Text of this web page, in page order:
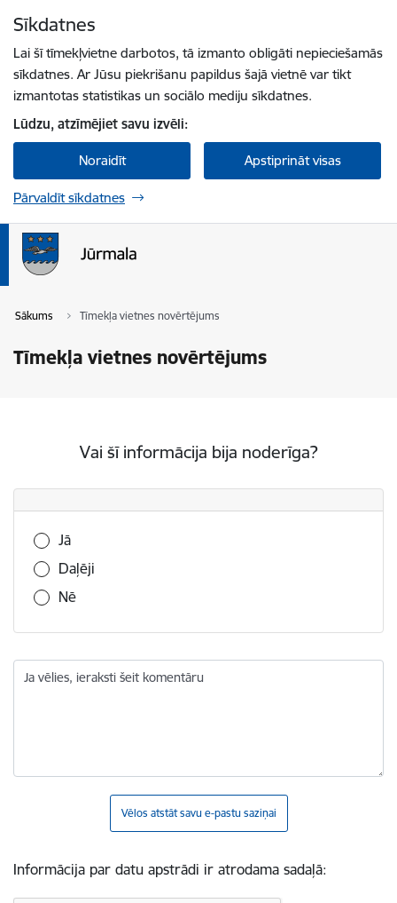
Sīkdatnes
Lai šī tīmekļvietne darbotos, tā izmanto obligāti nepieciešamās
sīkdatnes. Ar Jūsu piekrišanu papildus šajā vietnē var tikt
izmantotas statistikas un sociālo mediju sīkdatnes.
Lūdzu, atzīmējiet savu izvēli:
Noraidīt Apstiprināt visas
Pārvaldīt sīkdatnes
Sākums Tīmekļa vietnes novērtējums
Tīmekļa vietnes novērtējums
Vai šī informācija bija noderīga?
Vai šī informācija bija noderīga?
Jā
Daļēji
Nē
Ja vēlies, ieraksti šeit komentāru
Vēlos atstāt savu e-pastu saziņai
Informācija par datu apstrādi ir atrodama sadaļā: